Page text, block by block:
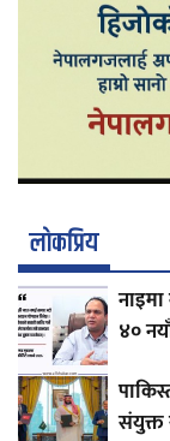
लाेकप्रिय
४०
संयुक्त